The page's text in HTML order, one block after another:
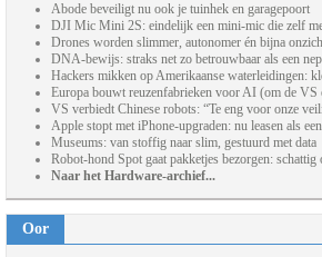
Abode beveiligt nu ook je tuinhek en garagepoort
DJI Mic Mini 2S: eindelijk een mini-mic die zelf
Drones worden slimmer, autonomer én bijna
DNA-bewijs: straks net zo betrouwbaar als een
Hackers mikken op Amerikaanse waterleidingen:
Europa bouwt reuzenfabrieken voor AI (om de VS
VS verbiedt Chinese robots: “Te eng voor onze
Apple stopt met iPhone-upgraden: nu leasen als
Museums: van stoffig naar slim, gestuurd met data
Robot-hond Spot gaat pakketjes bezorgen:
Naar het Hardware-archief...
Oor